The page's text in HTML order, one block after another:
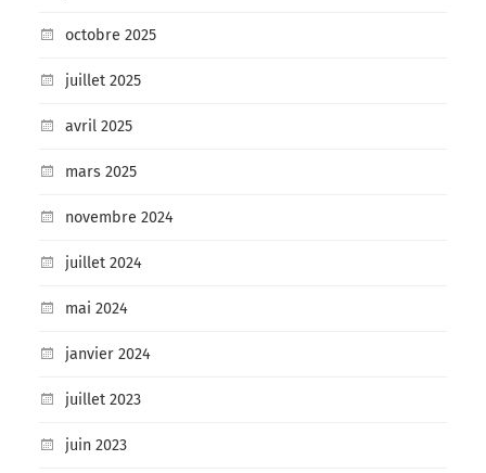
octobre 2025
juillet 2025
avril 2025
mars 2025
novembre 2024
juillet 2024
mai 2024
janvier 2024
juillet 2023
juin 2023